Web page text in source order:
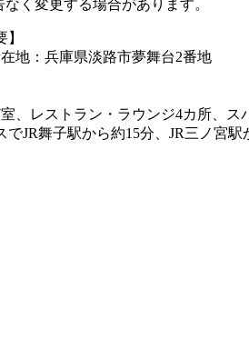
く変更する場合があります。
在地：兵庫県淡路市夢舞台2番地
、レストラン・ラウンジ4カ所、
JR舞子駅から約15分、JR三ノ宮